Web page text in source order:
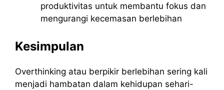
produktivitas untuk membantu fokus dan
mengurangi kecemasan berlebihan
Kesimpulan
Overthinking atau berpikir berlebihan sering kali
menjadi hambatan dalam kehidupan sehari-